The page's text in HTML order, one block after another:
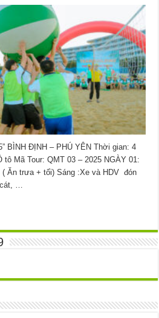
BÌNH ĐỊNH – PHÚ YÊN Thời gian: 4
Mã Tour: QMT 03 – 2025 NGÀY 01:
Ăn trưa + tối) Sáng :Xe và HDV đón
…